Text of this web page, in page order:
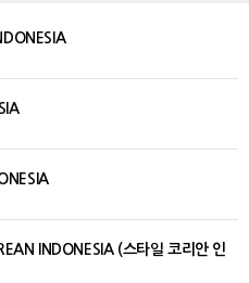
INDONESIA (스타일 코리안 인